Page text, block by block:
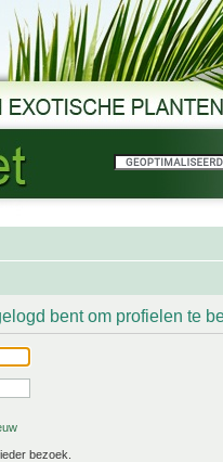
bent om profielen te
bezoek.